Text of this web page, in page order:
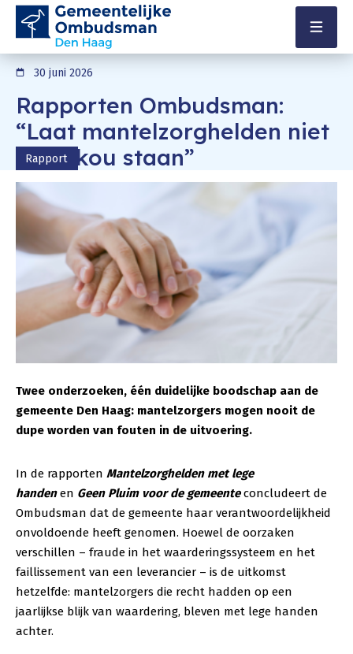
Direct naar content
Terug naar de startpagina
Menu
Rapporten Ombudsman:
“Laat mantelzorghelden niet
in de kou staan”
30 juni 2026
Rapport
Twee onderzoeken, één duidelijke boodschap aan de
gemeente Den Haag: mantelzorgers mogen nooit de
dupe worden van fouten in de uitvoering.
In de rapporten Mantelzorghelden met lege
handenen Geen Pluim voor de gemeenteconcludeert de
Ombudsman dat de gemeente haar verantwoordelijkheid
onvoldoende heeft genomen. Hoewel de oorzaken
verschillen – fraude in het waarderingssysteem en het
faillissement van een leverancier – is de uitkomst
hetzelfde: mantelzorgers die recht hadden op een
jaarlijkse blijk van waardering, bleven met lege handen
achter.